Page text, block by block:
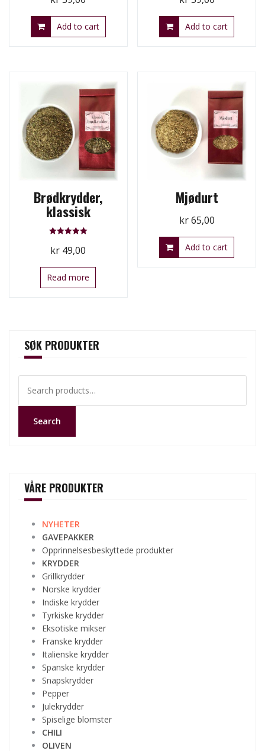
Add to cart Add to cart
Brødkrydder,
klassisk
5.00
out of 5
kr 49,00
Read more
Mjødurt
kr65,00
Add to cart
SØK PRODUKTER
for:
Search
VÅRE PRODUKTER
NYHETER
GAVEPAKKER
Opprinnelsesbeskyttede produkter
KRYDDER
Grillkrydder
Norske krydder
Indiske krydder
Tyrkiske krydder
Eksotiske mikser
Franske krydder
Italienske krydder
Spanske krydder
Snapskrydder
Pepper
Julekrydder
Spiselige blomster
CHILI
OLIVEN